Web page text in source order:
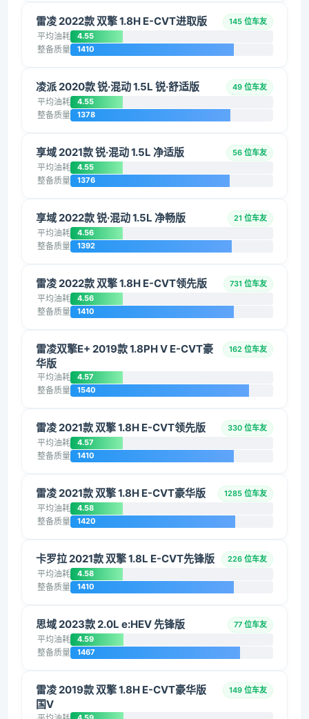
雷凌 2022款 双擎 1.8H E-CVT进取版 145 位车友
平均油耗 4.55
整备质量 1410
凌派 2020款 锐·混动 1.5L 锐·舒适版 49 位车友
平均油耗 4.55
整备质量 1378
享域 2021款 锐·混动 1.5L 净适版 56 位车友
平均油耗 4.55
整备质量 1376
享域 2022款 锐·混动 1.5L 净畅版 21 位车友
平均油耗 4.56
整备质量 1392
雷凌 2022款 双擎 1.8H E-CVT领先版 731 位车友
平均油耗 4.56
整备质量 1410
雷凌双擎E+ 2019款 1.8PH V E-CVT豪
华版
162 位车友
平均油耗 4.57
整备质量 1540
雷凌 2021款 双擎 1.8H E-CVT领先版 330 位车友
平均油耗 4.57
整备质量 1410
雷凌 2021款 双擎 1.8H E-CVT豪华版 1285 位车友
平均油耗 4.58
整备质量 1420
卡罗拉 2021款 双擎 1.8L E-CVT先锋版 226 位车友
平均油耗 4.58
整备质量 1410
思域 2023款 2.0L e:HEV 先锋版 77 位车友
平均油耗 4.59
整备质量 1467
雷凌 2019款 双擎 1.8H E-CVT豪华版
国V
149 位车友